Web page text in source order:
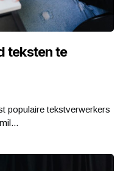
teksten te
populaire tekstverwerkers